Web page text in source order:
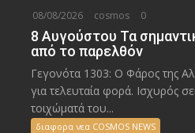
08/08/2026 cosmos 0
8 Αυγούστου Τα
από το παρελθόν
Γεγονότα 1303: Ο Φάρος της
για τελευταία φορά. Ισχυρός
τοιχώματά του...
διαφορα νεα COSMOS NEWS